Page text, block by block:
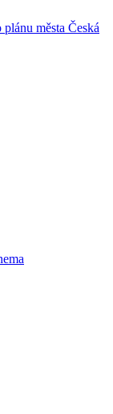
města Česká